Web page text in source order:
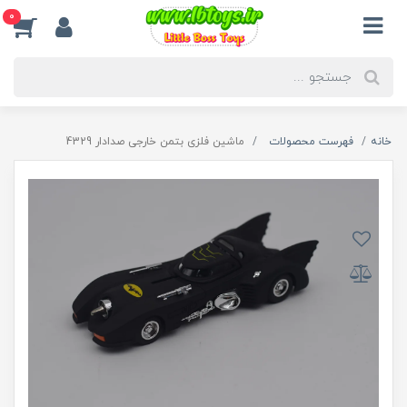
0
خانه فهرست محصولات ماشین فلزی بتمن خارجی صدادار 4329